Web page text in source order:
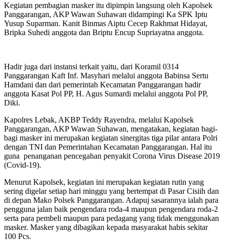
Kegiatan pembagian masker itu dipimpin langsung oleh Kapolsek
Panggarangan, AKP Wawan Suhawan didampingi Ka SPK Iptu
Yusup Suparman. Kanit Binmas Aiptu Cecep Rakhmat Hidayat,
Bripka Suhedi anggota dan Briptu Encup Supriayatna anggota.
Hadir juga dari instansi terkait yaitu, dari Koramil 0314
Panggarangan Kaft Inf. Masyhari melalui anggota Babinsa Sertu
Hamdani dan dari pemerintah Kecamatan Panggarangan hadir
anggota Kasat Pol PP, H. Agus Sumardi melalui anggota Pol PP,
Diki.
Kapolres Lebak, AKBP Teddy Rayendra, melalui Kapolsek
Panggarangan, AKP Wawan Suhawan, mengatakan, kegiatan bagi-
bagi masker ini merupakan kegiatan sinergitas tiga pilar antara Polri
dengan TNI dan Pemerintahan Kecamatan Panggarangan. Hal itu
guna penanganan pencegahan penyakit Corona Virus Disease 2019
(Covid-19).
Menurut Kapolsek, kegiatan ini merupakan kegiatan rutin yang
sering digelar setiap hari minggu yang bertempat di Pasar Cisiih dan
di depan Mako Polsek Panggarangan. Adapuj sasarannya ialah para
pengguna jalan baik pengendara roda-4 maupun pengendara roda-2
serta para pembeli maupun para pedagang yang tidak menggunakan
masker. Masker yang dibagikan kepada masyarakat habis sekitar
100 Pcs.